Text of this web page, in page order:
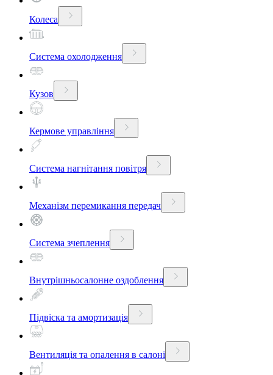
Колеса
Система охолодження
Кузов
Кермове управління
Система нагнітання повітря
Механізм перемикання передач
Система зчеплення
Внутрішньосалонне оздоблення
Підвіска та амортизація
Вентиляція та опалення в салоні